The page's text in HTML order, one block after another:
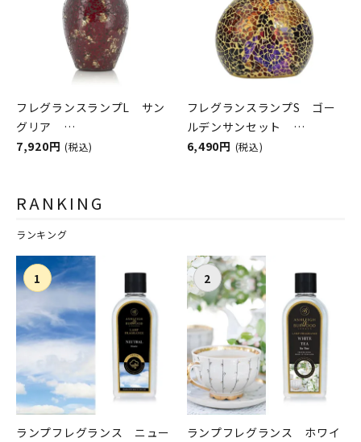
フレグランスランプL サン
グリア
ASHLEIGH&BURWOOD（ア
7,920円 (税込)
フレグランスランプS ゴー
ルデンサンセット
ASHLEIGH&BURWOOD（ア
6,490円 (税込)
RANKING
ランキング
ランプフレグランス ニュー
ランプフレグランス ホワイ